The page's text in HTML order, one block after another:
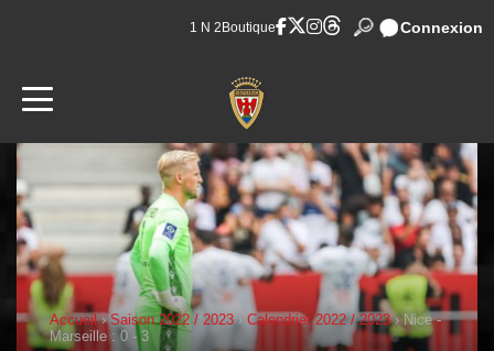
1 N 2 Boutique Connexion
Accueil›Saison 2022 / 2023› Calendrier 2022 / 2023› Nice -
Marseille : 0 - 3